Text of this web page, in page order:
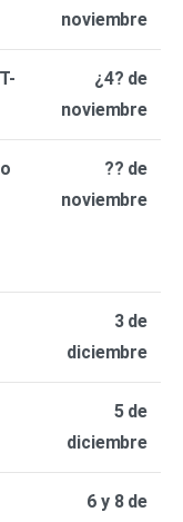
noviembre
¿4? de
noviembre
?? de
noviembre
3 de
diciembre
5 de
diciembre
6 y 8 de